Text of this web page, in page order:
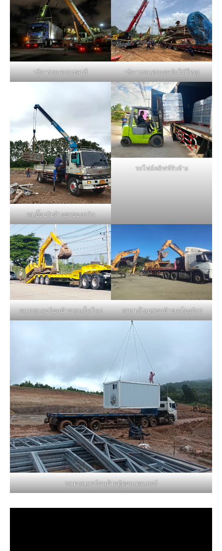
บริการรถเครนชลบุรี บริการรถเครนยกต้นไม้ใหญ่
รถเฮี๊ยบรับจ้างยกของหนัก
รถโฟล์คลิฟท์รับจ้าง
รถเทรลเลอร์ขนย้ายรถแม็คโคร รถหางโรเบสขนย้ายเครื่องจักร
รถเทรลเลอร์ขนย้ายตู้คอนเทนเนอร์